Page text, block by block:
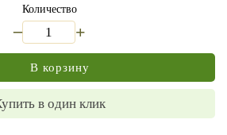
Количество
+
В корзину
в один клик